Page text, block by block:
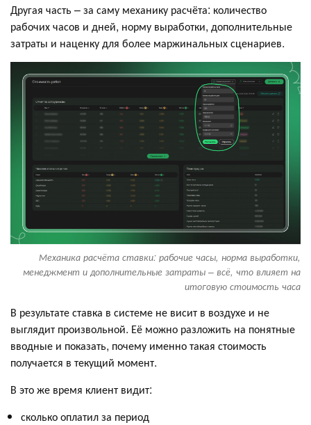
Другая часть – за саму механику расчёта: количество
рабочих часов и дней, норму выработки, дополнительные
затраты и наценку для более маржинальных сценариев.
Механика расчёта ставки: рабочие часы, норма выработки,
менеджмент и дополнительные затраты – всё, что влияет на
итоговую стоимость часа
В результате ставка в системе не висит в воздухе и не
выглядит произвольной. Её можно разложить на понятные
вводные и показать, почему именно такая стоимость
получается в текущий момент.
В это же время клиент видит:
сколько оплатил за период